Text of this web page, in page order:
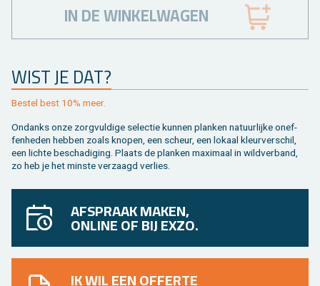
WIST JE DAT?
Be­stel best 10% meer.
On­danks onze zorg­vul­di­ge se­lec­tie kun­nen plan­ken na­tuur­lij­ke on­ef­
fen­he­den heb­ben zoals kno­pen, een scheur, een lo­kaal kleur­ver­schil,
een lich­te be­scha­di­ging. Plaats de plan­ken maxi­maal in wild­ver­band,
zo heb je het min­ste ver­zaagd ver­lies.
IN DE WINKELWAGEN
AFSPRAAK MAKEN,
ONLINE OF BIJ EXZO.
IK WIL EEN OFFERTE